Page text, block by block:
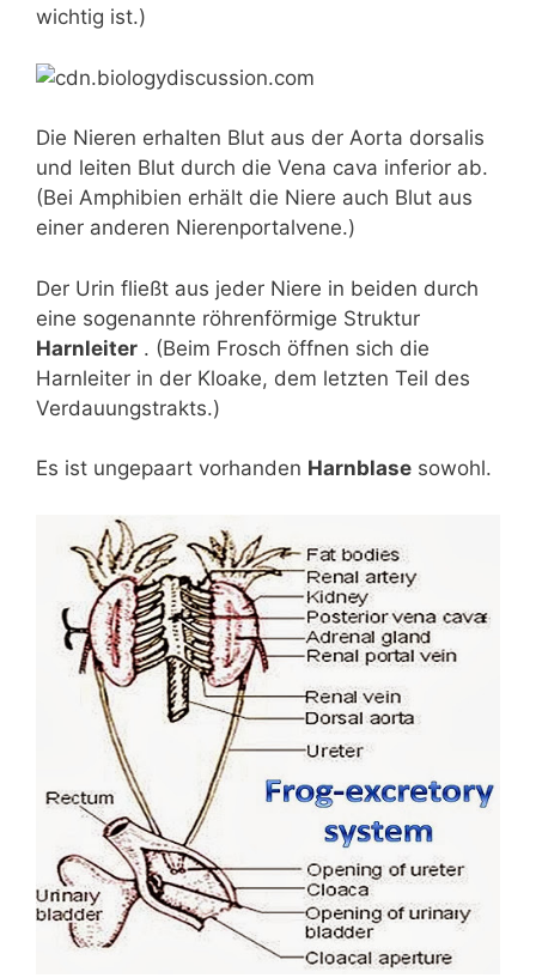
wichtig ist.)
Die Nieren erhalten Blut aus der Aorta dorsalis
und leiten Blut durch die Vena cava inferior ab.
(Bei Amphibien erhält die Niere auch Blut aus
einer anderen Nierenportalvene.)
Der Urin fließt aus jeder Niere in beiden durch
eine sogenannte röhrenförmige Struktur
Harnleiter . (Beim Frosch öffnen sich die
Harnleiter in der Kloake, dem letzten Teil des
Verdauungstrakts.)
Es ist ungepaart vorhanden Harnblase sowohl.